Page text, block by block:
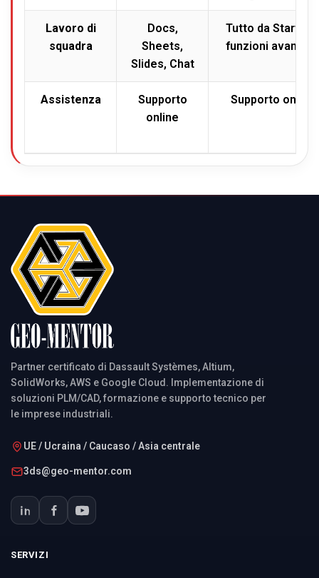
Lavoro di
squadra
Docs,
Sheets,
Slides, Chat
Tutto da Starter
funzioni
Assistenza
Supporto
online
Supporto online
Partner certificato di Dassault Systèmes, Altium,
SolidWorks, AWS e Google Cloud. Implementazione di
soluzioni PLM/CAD, formazione e supporto tecnico per
le imprese industriali.
UE / Ucraina / Caucaso / Asia centrale
3ds@geo-mentor.com
SERVIZI